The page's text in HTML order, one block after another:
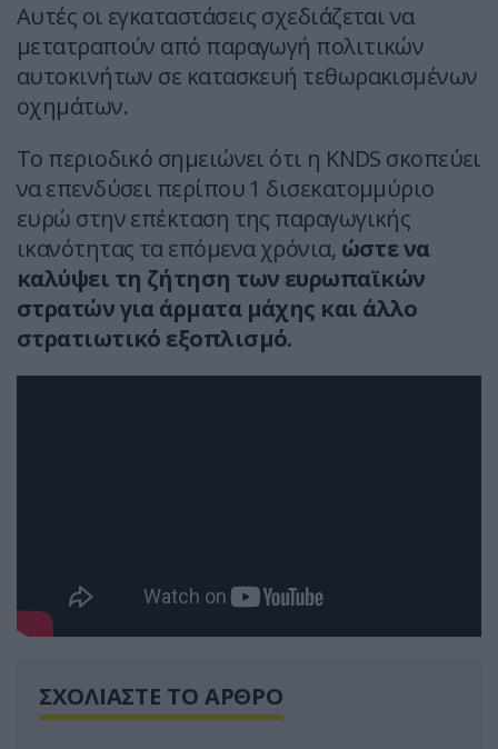
Αυτές οι εγκαταστάσεις σχεδιάζεται να
μετατραπούν από παραγωγή πολιτικών
αυτοκινήτων σε κατασκευή τεθωρακισμένων
οχημάτων.
Το περιοδικό σημειώνει ότι η KNDS σκοπεύει
να επενδύσει περίπου 1 δισεκατομμύριο
ευρώ στην επέκταση της παραγωγικής
ικανότητας τα επόμενα χρόνια, ώστε να
καλύψει τη ζήτηση των ευρωπαϊκών
στρατών για άρματα μάχης και άλλο
στρατιωτικό εξοπλισμό.
ΣΧΟΛΙΑΣΤΕ ΤΟ ΑΡΘΡΟ